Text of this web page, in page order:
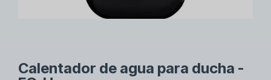
Calentador de agua para ducha -